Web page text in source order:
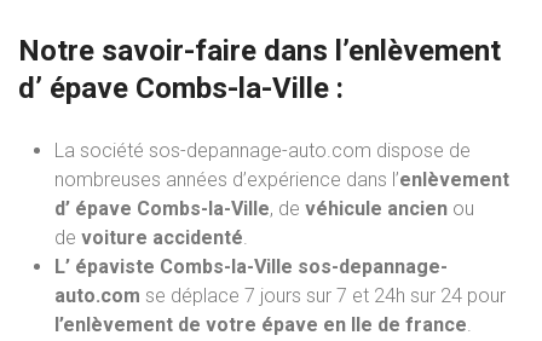
Notre savoir-faire dans l’enlèvement
d’ épave Combs-la-Ville :
La société sos-depannage-auto.com dispose de
nombreuses années d’expérience dans l’enlèvement
d’ épave Combs-la-Ville, de véhicule ancien ou
de voiture accidenté.
L’ épaviste Combs-la-Ville sos-depannage-
auto.com se déplace 7 jours sur 7 et 24h sur 24 pour
l’enlèvement de votre épave en Ile de france.